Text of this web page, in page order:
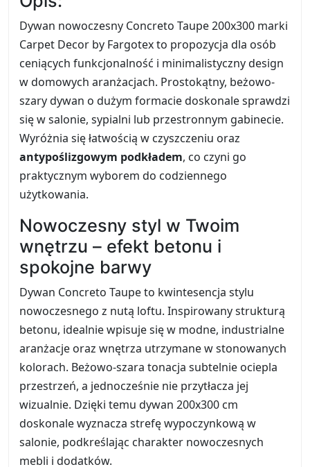
Dywan nowoczesny Concreto Taupe 200x300 marki
Carpet Decor by Fargotex to propozycja dla osób
ceniących funkcjonalność i minimalistyczny design
w domowych aranżacjach. Prostokątny, beżowo-
szary dywan o dużym formacie doskonale sprawdzi
się w salonie, sypialni lub przestronnym gabinecie.
Wyróżnia się łatwością w czyszczeniu oraz
antypoślizgowym podkładem, co czyni go
praktycznym wyborem do codziennego
użytkowania.
Nowoczesny styl w Twoim
wnętrzu – efekt betonu i
spokojne barwy
Dywan Concreto Taupe to kwintesencja stylu
nowoczesnego z nutą loftu. Inspirowany strukturą
betonu, idealnie wpisuje się w modne, industrialne
aranżacje oraz wnętrza utrzymane w stonowanych
kolorach. Beżowo-szara tonacja subtelnie ociepla
przestrzeń, a jednocześnie nie przytłacza jej
wizualnie. Dzięki temu dywan 200x300 cm
doskonale wyznacza strefę wypoczynkową w
salonie, podkreślając charakter nowoczesnych
mebli i dodatków.